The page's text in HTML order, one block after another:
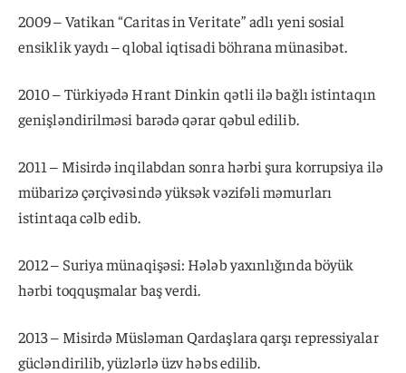
2009 – Vatikan “Caritas in Veritate” adlı yeni sosial
ensiklik yaydı – qlobal iqtisadi böhrana münasibət.
2010 – Türkiyədə Hrant Dinkin qətli ilə bağlı istintaqın
genişləndirilməsi barədə qərar qəbul edilib.
2011 – Misirdə inqilabdan sonra hərbi şura korrupsiya ilə
mübarizə çərçivəsində yüksək vəzifəli məmurları
istintaqa cəlb edib.
2012 – Suriya münaqişəsi: Hələb yaxınlığında böyük
hərbi toqquşmalar baş verdi.
2013 – Misirdə Müsləman Qardaşlara qarşı repressiyalar
gücləndirilib, yüzlərlə üzv həbs edilib.